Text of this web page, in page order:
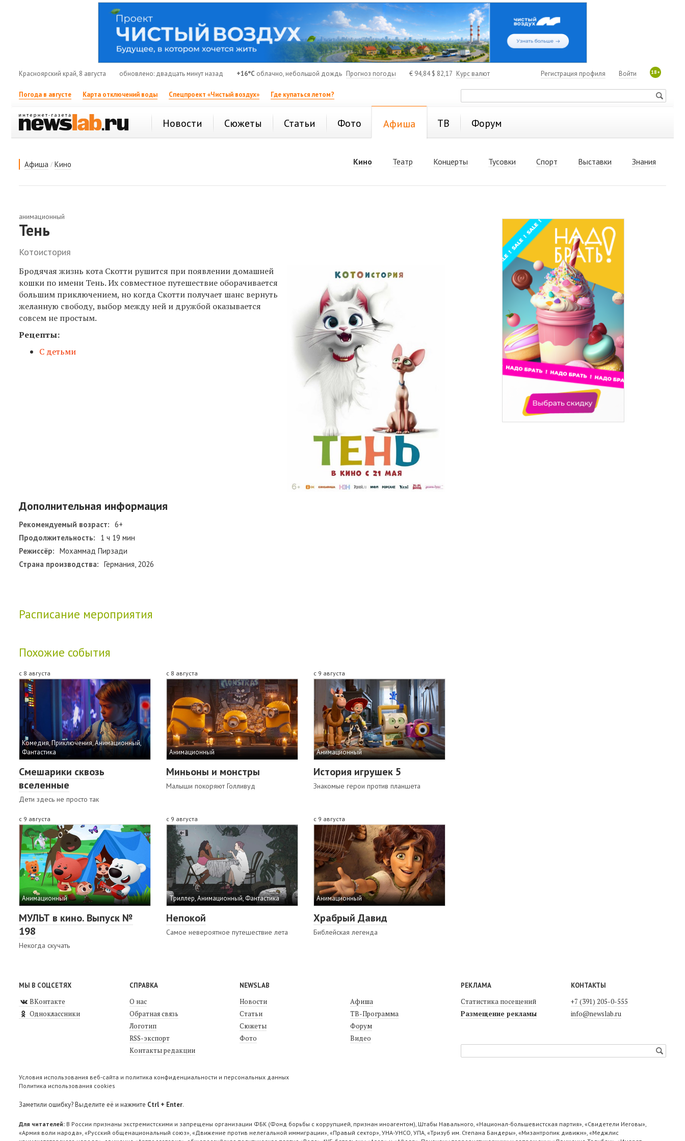
Красноярский край, 8 августа обновлено: двадцать минут назад +16°C облачно, небольшой дождь Прогноз погоды € 94,84$ 82,17 Курс валют 18+
Войти
Регистрация профиля
Погода в августе Карта отключений воды Спецпроект «Чистый воздух» Где купаться летом?
Новости Сюжеты Статьи Фото Афиша ТВ Форум
Афиша / Кино Кино Театр Концерты Тусовки Спорт Выставки Знания
анимационный
Тень
Котоистория
Бродячая жизнь кота Скотти рушится при появлении домашней
кошки по имени Тень. Их совместное путешествие оборачивается
большим приключением, но когда Скотти получает шанс вернуть
желанную свободу, выбор между ней и дружбой оказывается
совсем не простым.
Рецепты:
С детьми
Дополнительная информация
Рекомендуемый возраст: 6+
Продолжительность:
1 ч 19 мин
Режиссёр: Мохаммад Пирзади
Страна производства: Германия, 2026
Расписание мероприятия
Похожие события
с 8 августа
Комедия, Приключения, Анимационный,
Фантастика
Смешарики сквозь
вселенные
Дети здесь не просто так
с 8 августа
Анимационный
Миньоны и монстры
Малыши покоряют Голливуд
с 9 августа
Анимационный
История игрушек 5
Знакомые герои против планшета
с 9 августа
Анимационный
МУЛЬТ в кино. Выпуск №
198
Некогда скучать
с 9 августа
Триллер, Анимационный, Фантастика
Непокой
Самое невероятное путешествие лета
с 9 августа
Анимационный
Храбрый Давид
Библейская легенда
МЫ В СОЦСЕТЯХ
ВКонтакте
Одноклассники
СПРАВКА
О нас
Обратная связь
Логотип
RSS-экспорт
Контакты редакции
NEWSLAB
Новости
Статьи
Сюжеты
Фото
Афиша
ТВ-Программа
Форум
Видео
РЕКЛАМА
Статистика посещений
Размещение рекламы
КОНТАКТЫ
+7 (391) 205-0-555
info@newslab.ru
Условия использования веб-сайта и политика конфиденциальности и персональных данных
Политика использования cookies
Заметили ошибку? Выделите её и нажмите Ctrl + Enter.
Для читателей: В России признаны экстремистскими и запрещены организации ФБК (Фонд борьбы с коррупцией, признан иноагентом), Штабы Навального, «Национал-большевистская партия», «Свидетели Иеговы»,
«Армия воли народа», «Русский общенациональный союз», «Движение против нелегальной иммиграции», «Правый сектор», УНА-УНСО, УПА, «Тризуб им. Степана Бандеры», «Мизантропик дивижн», «Меджлис